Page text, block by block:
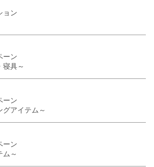
ョン
ーン
寝具～
ーン
グアイテム～
ーン
ム～